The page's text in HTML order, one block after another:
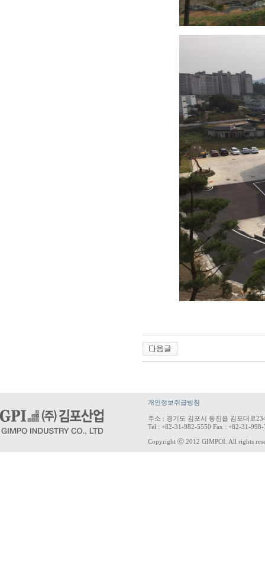
개인정보취급방침
주소 : 경기도 김포시 동진읍 김포대로
Tel : +82-31-982-5550 Fax : +82-31-
Copyright ⓒ 2012 GIMPOI. All rights